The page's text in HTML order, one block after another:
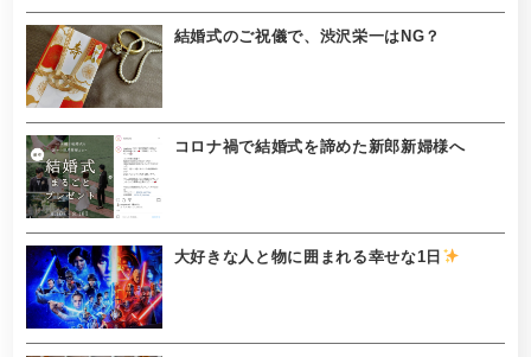
結婚式のご祝儀で、渋沢栄一はNG？
コロナ禍で結婚式を諦めた新郎新婦様へ
大好きな人と物に囲まれる幸せな1日